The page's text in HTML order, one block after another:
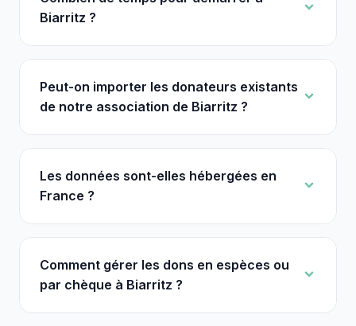
Biarritz ?
Peut-on importer les donateurs existants
de notre association de Biarritz ?
Les données sont-elles hébergées en
France ?
Comment gérer les dons en espèces ou
par chèque à Biarritz ?